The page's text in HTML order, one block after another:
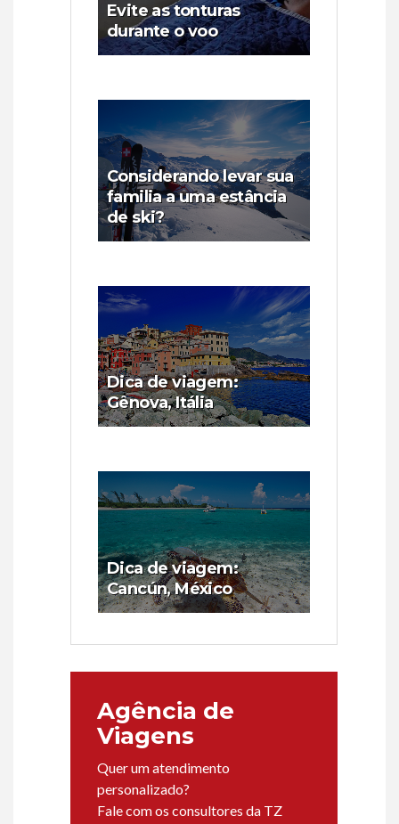
Evite as tonturas
durante o voo
Considerando levar sua
familia a uma estância
de ski?
Dica de viagem:
Gênova, Itália
Dica de viagem:
Cancún, México
Agência de
Viagens
Quer um atendimento
personalizado?
Fale com os consultores da TZ